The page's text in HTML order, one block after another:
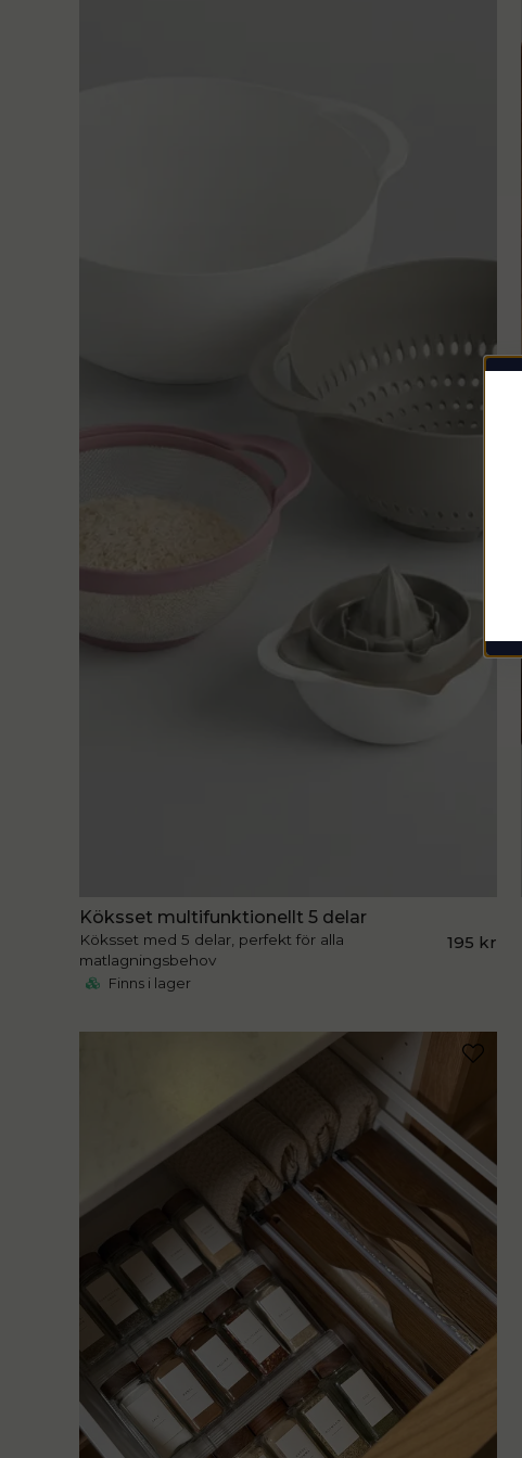
Köksset multifunktionellt 5 delar
Köksset med 5 delar, perfekt för alla
matlagningsbehov
195 kr
Finns i lager